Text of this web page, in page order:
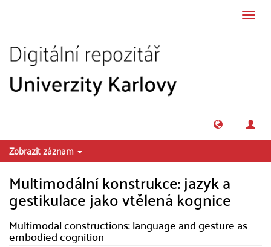
Zobrazit záznam
Multimodální konstrukce: jazyk a
gestikulace jako vtělená kognice
Multimodal constructions: language and gesture as
embodied cognition